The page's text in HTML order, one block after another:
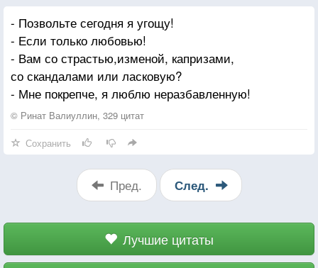
- Позвольте сегодня я угощу!
- Если только любовью!
- Вам со страстью,изменой, капризами,
со скандалами или ласковую?
- Мне покрепче, я люблю неразбавленную!
© Ринат Валиуллин, 329 цитат
Сохранить
Пред. След.
Лучшие цитаты